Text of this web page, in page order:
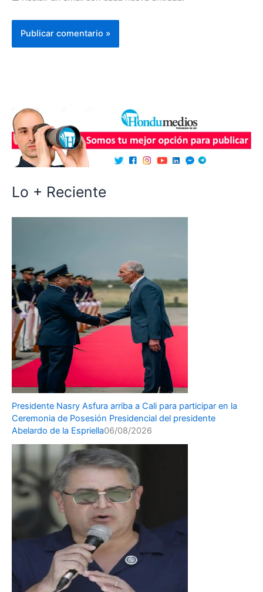
Lo + Reciente
Presidente Nasry Asfura arriba a Cali para participar en la
Ceremonia de Posesión Presidencial del presidente
Abelardo de la Espriella06/08/2026